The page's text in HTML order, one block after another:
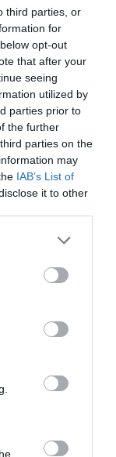
third parties, or
for
opt-out
that after your
seeing
utilized by
parties prior to
the further
parties on the
may
IAB’s List of
it to other
έργο της έχει
εκθέσεις σε
CAN Christina
Nordic House in
Εθνική
& Μ. Θεοχαράκη,
Aalst, Aalst,
(2018),
Kadist,
(2016),
To έργο της
και
Ίδρυμα
όπως τα:
Ωνάση, 2020-22),
και Χώρου” – Η